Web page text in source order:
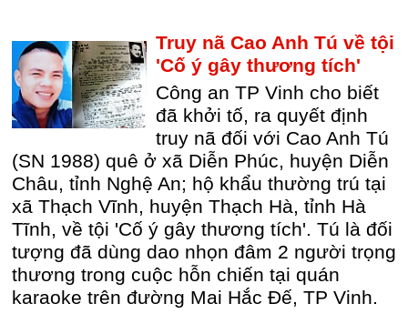
Truy nã Cao Anh Tú về tội
'Cố ý gây thương tích'
Công an TP Vinh cho biết
đã khởi tố, ra quyết định
truy nã đối với Cao Anh Tú
(SN 1988) quê ở xã Diễn Phúc, huyện Diễn
Châu, tỉnh Nghệ An; hộ khẩu thường trú tại
xã Thạch Vĩnh, huyện Thạch Hà, tỉnh Hà
Tĩnh, về tội 'Cố ý gây thương tích'. Tú là đối
tượng đã dùng dao nhọn đâm 2 người trọng
thương trong cuộc hỗn chiến tại quán
karaoke trên đường Mai Hắc Đế, TP Vinh.